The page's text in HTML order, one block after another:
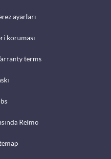
ayarları
koruması
terms
Reimo